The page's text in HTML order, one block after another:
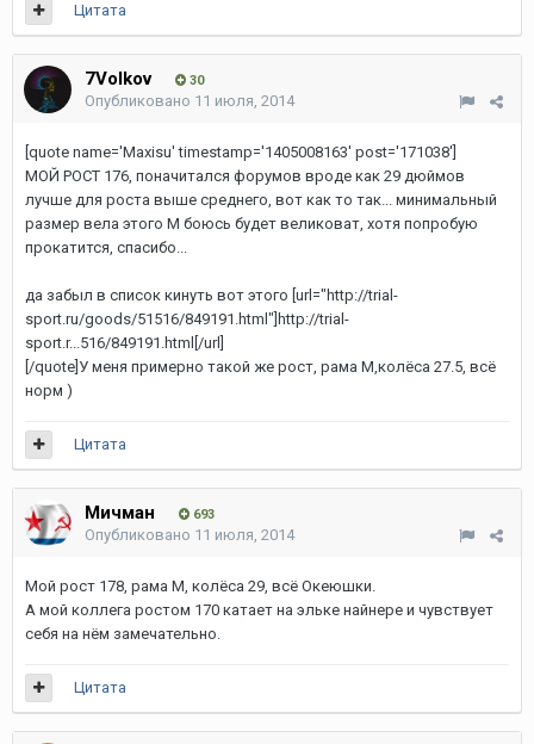
Цитата
7Volkov 30
Опубликовано 11 июля, 2014
[quote name='Maxisu' timestamp='1405008163' post='171038']
МОЙ РОСТ 176, поначитался форумов вроде как 29 дюймов
лучше для роста выше среднего, вот как то так... минимальный
размер вела этого М боюсь будет великоват, хотя попробую
прокатится, спасибо...
да забыл в список кинуть вот этого [url="http://trial-
sport.ru/goods/51516/849191.html"]http://trial-
sport.r...516/849191.html[/url]
[/quote]У меня примерно такой же рост, рама М,колёса 27.5, всё
норм )
Цитата
Мичман 693
Опубликовано 11 июля, 2014
Мой рост 178, рама М, колёса 29, всё Океюшки.
А мой коллега ростом 170 катает на эльке найнере и чувствует
себя на нём замечательно.
Цитата